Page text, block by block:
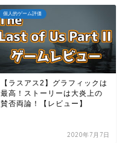
個人的ゲーム評価
【ラスアス2】グラフィックは
最高！ストーリーは大炎上の
賛否両論！【レビュー】
2020年7月7日